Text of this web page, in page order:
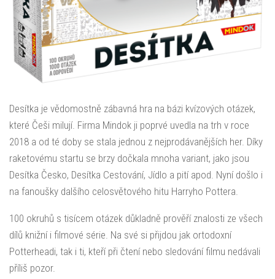
Desítka je vědomostně zábavná hra na bázi kvízových otázek,
které Češi milují. Firma Mindok ji poprvé uvedla na trh v roce
2018 a od té doby se stala jednou z nejprodávanějších her. Díky
raketovému startu se brzy dočkala mnoha variant, jako jsou
Desítka Česko, Desítka Cestování, Jídlo a pití apod. Nyní došlo i
na fanoušky dalšího celosvětového hitu Harryho Pottera.
100 okruhů s tisícem otázek důkladně prověří znalosti ze všech
dílů knižní i filmové série. Na své si přijdou jak ortodoxní
Potterheadi, tak i ti, kteří při čtení nebo sledování filmu nedávali
příliš pozor.